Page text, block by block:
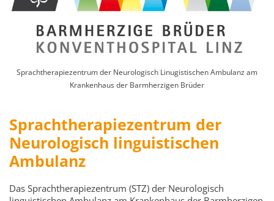
Sprachtherapiezentrum der Neurologisch Linugistischen Ambulanz am
Krankenhaus der Barmherzigen Brüder
Sprachtherapiezentrum der
Neurologisch linguistischen
Ambulanz
Das Sprachtherapiezentrum (STZ) der Neurologisch